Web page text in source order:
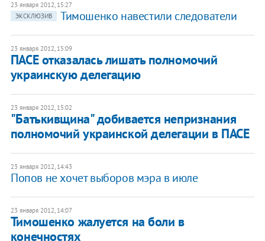
23 января 2012, 15:27
ЭКСКЛЮЗИВ
Тимошенко навестили следователи
23 января 2012, 15:09
ПАСЕ отказалась лишать полномочий
украинскую делегацию
23 января 2012, 15:02
"Батькивщина" добивается непризнания
полномочий украинской делегации в ПАСЕ
23 января 2012, 14:43
Попов не хочет выборов мэра в июле
23 января 2012, 14:07
Тимошенко жалуется на боли в
конечностях